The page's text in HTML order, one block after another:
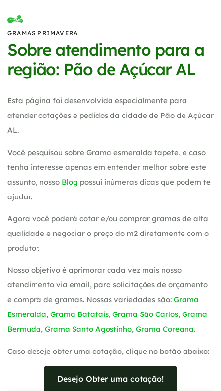
GRAMAS PRIMAVERA
Sobre atendimento para a
região: Pão de Açúcar AL
Esta página foi desenvolvida especialmente para
atender cotações e pedidos da cidade de Pão de Açúcar
AL.
Você pesquisou sobre Grama esmeralda tapete, e caso
tenha interesse apenas em entender melhor sobre este
assunto, nosso Blog possui inúmeras dicas que podem te
ajudar.
Agora você poderá cotar e/ou comprar gramas de alta
qualidade e negociar o preço do m2 diretamente com o
produtor.
Nosso objetivo é aprimorar cada vez mais nosso
atendimento via email, para solicitações de orçamento
e compra de gramas. Nossas variedades são: Grama
Esmeralda, Grama Batatais, Grama São Carlos, Grama
Bermuda, Grama Santo Agostinho, Grama Coreana.
Caso deseje obter uma cotação, clique no botão abaixo:
Desejo Obter uma cotação!